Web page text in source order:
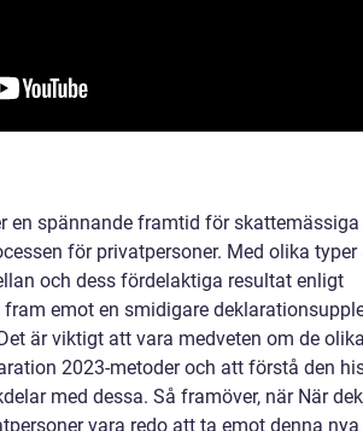
en spännande framtid för skattemässiga
för privatpersoner. Med olika typer
och dess fördelaktiga resultat enligt
emot en smidigare
är viktigt att vara medveten om de
2023-metoder och att förstå den
med dessa. Så framöver, när När
vara redo att ta emot denna nya